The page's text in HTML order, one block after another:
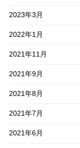
2023年3月
2022年1月
2021年11月
2021年9月
2021年8月
2021年7月
2021年6月